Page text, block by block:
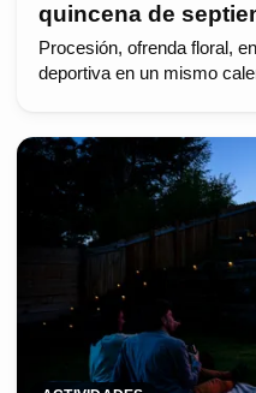
quincena de
Procesión, ofrenda floral,
deportiva en un mismo